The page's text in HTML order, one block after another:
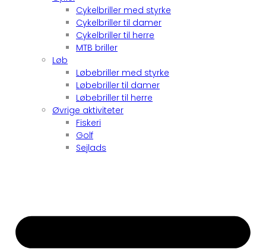
Cykelbriller med styrke
Cykelbriller til damer
Cykelbriller til herre
MTB briller
Løb
Løbebriller med styrke
Løbebriller til damer
Løbebriller til herre
Øvrige aktiviteter
Fiskeri
Golf
Sejlads